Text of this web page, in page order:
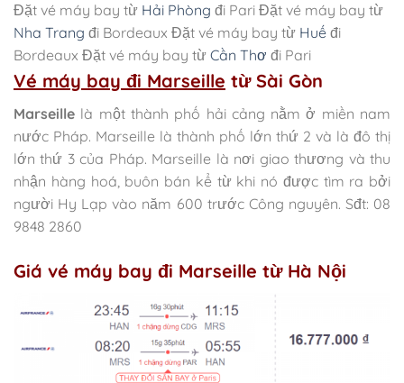
Đặt vé máy bay từ Hải Phòng đi Pari Đặt vé máy bay từ
Nha Trang đi Bordeaux Đặt vé máy bay từ Huế đi
Bordeaux Đặt vé máy bay từ Cần Thơ đi Pari
Vé máy bay đi Marseille từ Sài Gòn
Marseille là một thành phố hải cảng nằm ở miền nam
nước Pháp. Marseille là thành phố lớn thứ 2 và là đô thị
lớn thứ 3 của Pháp. Marseille là nơi giao thương và thu
nhận hàng hoá, buôn bán kể từ khi nó được tìm ra bởi
người Hy Lạp vào năm 600 trước Công nguyên. Sđt: 08
9848 2860
Giá vé máy bay đi Marseille từ Hà Nội